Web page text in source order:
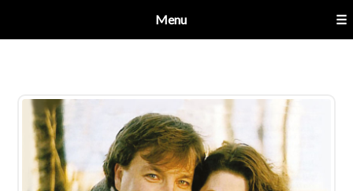
Menu ☰